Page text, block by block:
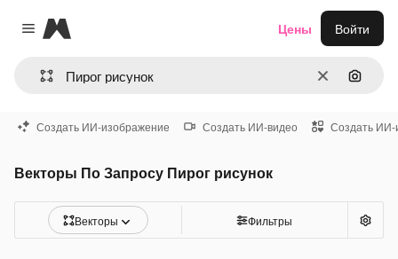
Close menu
Magnific
ОчиститьПоиск
Цены Войти
Создать ИИ-изображение Создать ИИ-видео Создать ИИ-
Векторы По Запросу Пирог рисунок
Векторы Фильтры